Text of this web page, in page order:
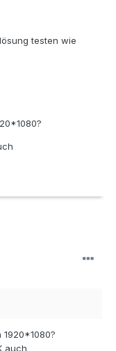
testen wie
auch